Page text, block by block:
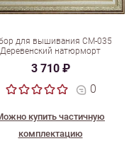
для вышивания СМ-035
Деревенский натюрморт
3 710 ₽
0
купить частичную
комплектацию